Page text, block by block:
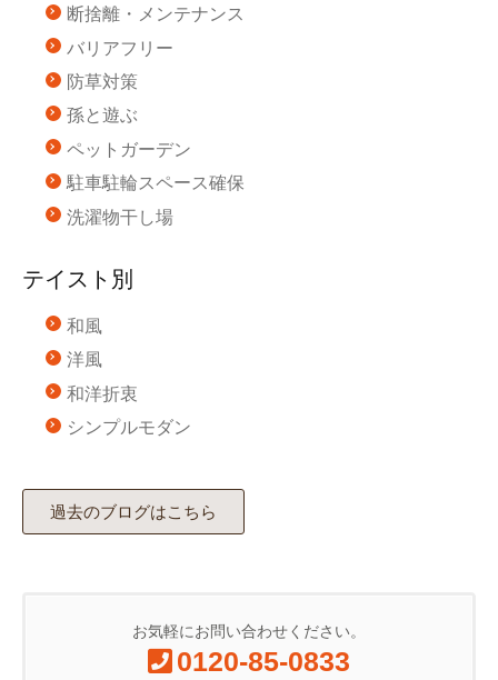
断捨離・メンテナンス
バリアフリー
防草対策
孫と遊ぶ
ペットガーデン
駐車駐輪スペース確保
洗濯物干し場
テイスト別
和風
洋風
和洋折衷
シンプルモダン
過去のブログはこちら
お気軽にお問い合わせください。
0120-85-0833